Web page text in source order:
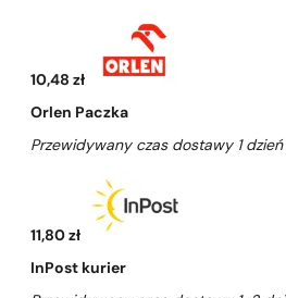
10,48 zł
Orlen Paczka
Przewidywany czas dostawy 1 dzień
11,80 zł
InPost kurier